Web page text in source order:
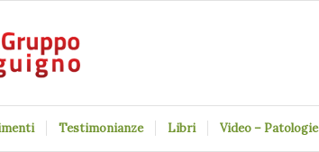
Testimonianze Libri Video – Patologie